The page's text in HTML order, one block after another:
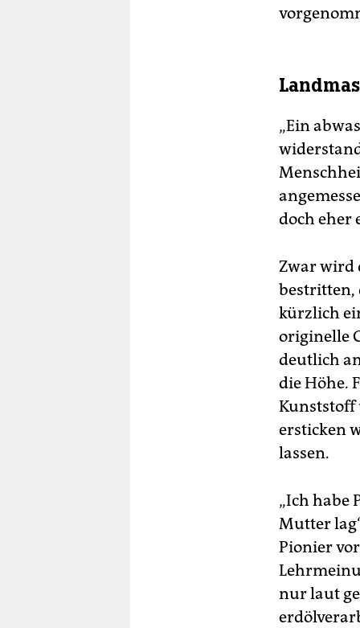
„Ein
doch eher
Zwar wird
bestritten,
kürzlich
originelle
deutlich
die Höhe.
Kunststoff
ersticken
lassen.
„Ich habe
Mutter
Pionier
nur laut